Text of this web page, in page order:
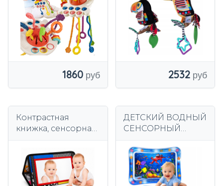
1860 2532
Контрастная
книжка, сенсорная
зеркальцем для
малышей,
выкройки
ДЕТСКИЙ ВОДНЫЙ
СЕНСОРНЫЙ
РЕБЕНКА
МНОГОЦВЕТНЫЙ
НАДУВНОЙ XXL